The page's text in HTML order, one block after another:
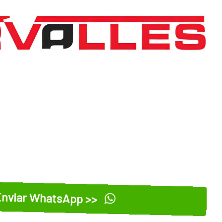
WhatsApp >>